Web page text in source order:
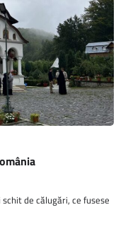
de călugări, ce fusese